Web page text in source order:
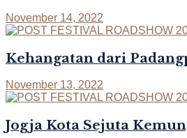
November 14, 2022
Kehangatan dari
November 13, 2022
Jogja Kota Sejuta